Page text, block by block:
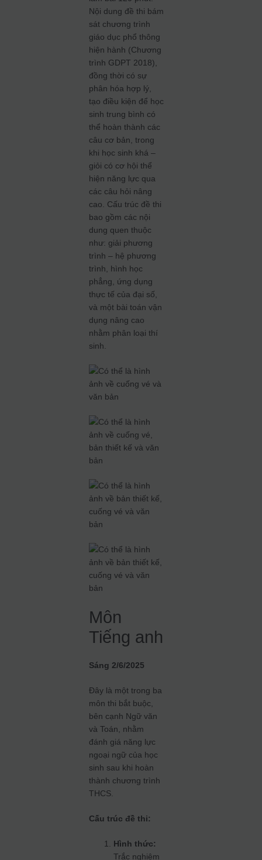
Nội dung đề thi bám
sát chương trình
giáo dục phổ thông
hiện hành (Chương
trình GDPT 2018),
đồng thời có sự
phân hóa hợp lý,
tạo điều kiện để học
sinh trung bình có
thể hoàn thành các
câu cơ bản, trong
khi học sinh khá –
giỏi có cơ hội thể
hiện năng lực qua
các câu hỏi nâng
cao. Cấu trúc đề thi
bao gồm các nội
dung quen thuộc
như: giải phương
trình – hệ phương
trình, hình học
phẳng, ứng dụng
thực tế của đại số,
và một bài toán vận
dụng nâng cao
nhằm phân loại thí
sinh.
Môn
Tiếng anh
Sáng 2/6/2025
Đây là một trong ba
môn thi bắt buộc,
bên cạnh Ngữ văn
và Toán, nhằm
đánh giá năng lực
ngoại ngữ của học
sinh sau khi hoàn
thành chương trình
THCS.
Cấu trúc đề thi:
Hình thức:
Trắc nghiệm